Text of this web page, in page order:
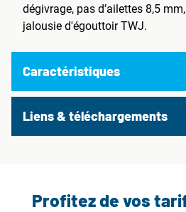
dégivrage, pas d’ailettes 8,5
jalousie d'égouttoir TWJ.
Caractéristiques
Liens & téléchargements
Profitez de vos